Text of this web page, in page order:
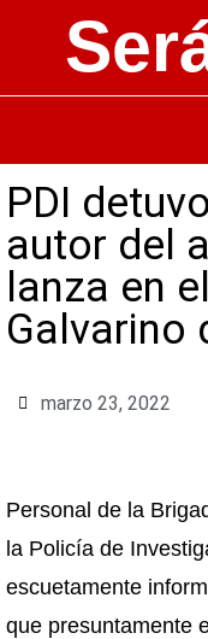
PDI
autor del
lanza en
Galvarino
marzo 23, 2022
Personal de la
la Policía de
escuetamente
que presuntamente